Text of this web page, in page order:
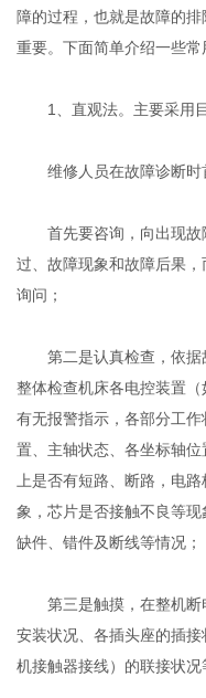
障的过程，也就是故障的
重要。下面简单介绍一些常
1、直观法。主要采用目
维修人员在故障诊断时
首先要咨询，向出现故
过、故障现象和故障后果
询问；
第二是认真检查，依据
整体检查机床各电控装置（
有无报警指示，各部分工
置、主轴状态、各坐标轴
上是否有短路、断路，电
象，芯片是否接触不良等
缺件、错件及断线等情况；
第三是触摸，在整机断
安装状况、各插头座的插
机接触器接线）的联接状况